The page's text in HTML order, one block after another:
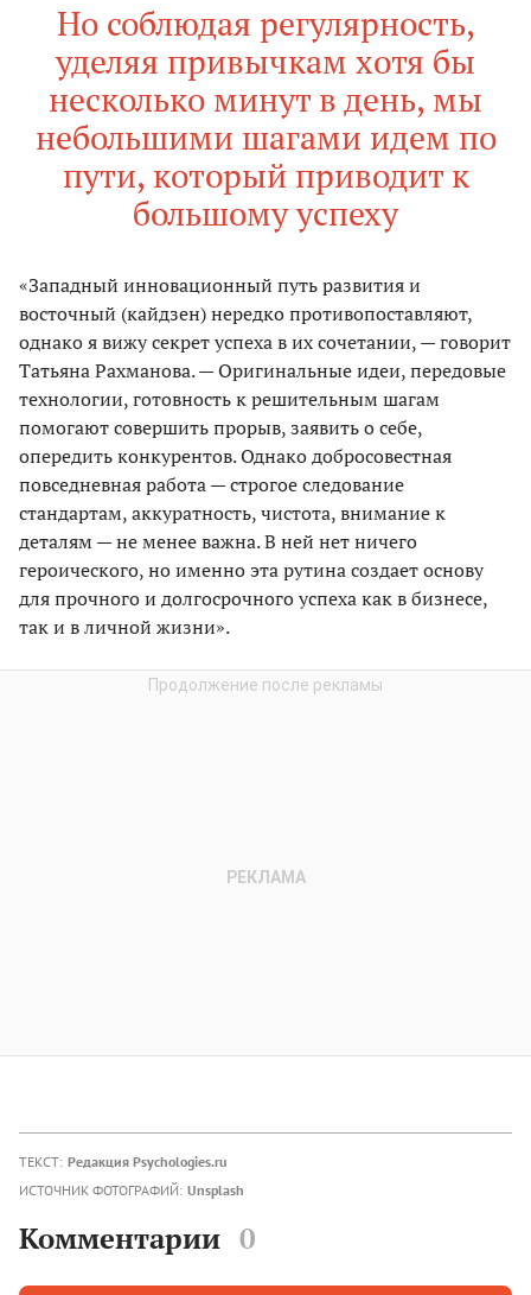
Но соблюдая регулярность,
уделяя привычкам хотя бы
несколько минут в день, мы
небольшими шагами идем по
пути, который приводит к
большому успеху
«Западный инновационный путь развития и
восточный (кайдзен) нередко противопоставляют,
однако я вижу секрет успеха в их сочетании, — говорит
Татьяна Рахманова. — Оригинальные идеи, передовые
технологии, готовность к решительным шагам
помогают совершить прорыв, заявить о себе,
опередить конкурентов. Однако добросовестная
повседневная работа — строгое следование
стандартам, аккуратность, чистота, внимание к
деталям — не менее важна. В ней нет ничего
героического, но именно эта рутина создает основу
для прочного и долгосрочного успеха как в бизнесе,
так и в личной жизни».
ТЕКСТ: Редакция Psychologies.ru
ИСТОЧНИК ФОТОГРАФИЙ: Unsplash
Комментарии 0